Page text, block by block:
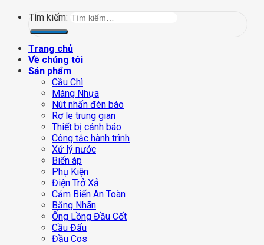
Tìm kiếm:
Trang chủ
Về chúng tôi
Sản phẩm
Cầu Chì
Máng Nhựa
Nút nhấn đèn báo
Rơ le trung gian
Thiết bị cảnh báo
Công tắc hành trình
Xử lý nước
Biến áp
Phụ Kiện
Điện Trở Xả
Cảm Biến An Toàn
Băng Nhãn
Ống Lồng Đầu Cốt
Cầu Đấu
Đầu Cos